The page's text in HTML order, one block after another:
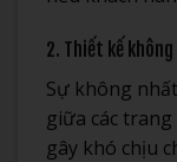
2. Thiết kế
Sự không
giữa các
gây khó chịu